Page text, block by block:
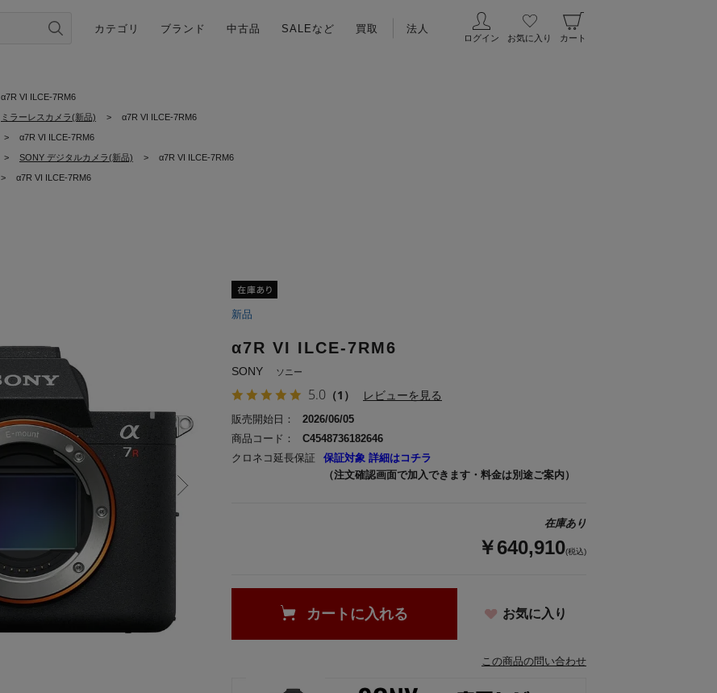
カテゴリ ブランド 中古品 SALEなど 買取 法人
ログイン お気に入り カート
α7R VI ILCE-7RM6
ミラーレスカメラ(新品) > α7R VI ILCE-7RM6
> α7R VI ILCE-7RM6
> SONY デジタルカメラ(新品) > α7R VI ILCE-7RM6
> α7R VI ILCE-7RM6
新品
α7R VI ILCE-7RM6
SONY ソニー
5.0 （1） レビューを見る
在庫あり
￥640,910(税込)
商品コード： C4548736182646
販売開始日： 2026/06/05
カートに入れる お気に入り
この商品の問い合わせ
クロネコ延長保証
保証対象 詳細はコチラ
（注文確認画面で加入できます・料金は別途ご案内）